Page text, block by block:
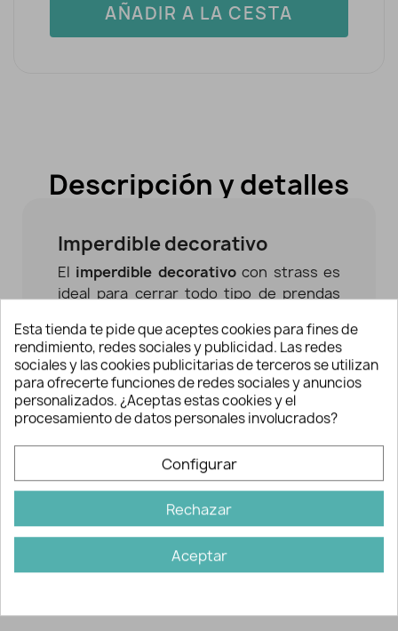
AÑADIR A LA CESTA
Descripción y detalles
Imperdible decorativo
El imperdible decorativocon strass es
ideal para cerrar todo tipo de prendas
decoración en complementos y
accesorios como bolsos.
Disponible en plata pavonado. Un detalle
sencillo pero perfecto para dar un toque
Fabricado en acero lacado, con cierre
seguro.
Información adicional
Esta tienda te pide que aceptes cookies para fines de
rendimiento, redes sociales y publicidad. Las redes
sociales y las cookies publicitarias de terceros se utilizan
para ofrecerte funciones de redes sociales y anuncios
personalizados. ¿Aceptas estas cookies y el
procesamiento de datos personales involucrados?
Configurar
Rechazar
Aceptar